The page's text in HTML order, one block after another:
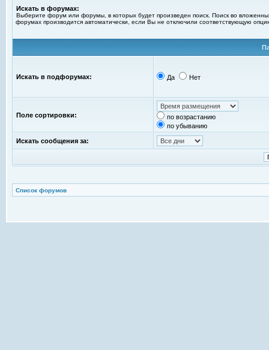
Искать в форумах:
Выберите форум или форумы, в которых будет произведен поиск. Поиск во
форумах производится автоматически, если Вы не отключили соответствующую
Искать в подфорумах: Да Нет
Поле сортировки:
по возрастанию
по убыванию
Искать сообщения за:
Список форумов